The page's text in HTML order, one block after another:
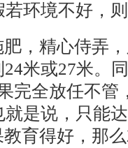
环境不好，
精心侍弄，
米或27米。
完全放任不管
是说，只能
育得好，那